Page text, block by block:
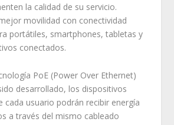
la calidad de su servicio.
movilidad con conectividad
portátiles, smartphones, tabletas y
conectados.
PoE (Power Over Ethernet)
desarrollado, los dispositivos
cada usuario podrán recibir energía
a través del mismo cableado